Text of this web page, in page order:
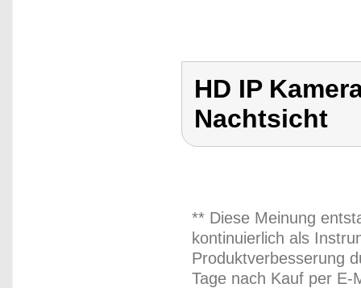
HD IP
Nachtsicht
** Diese Meinung
kontinuierlich als
Produktverbesserung
Tage nach Kauf per E-